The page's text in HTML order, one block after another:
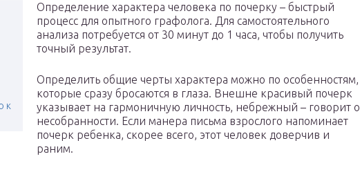
к
Определение характера человека по почерку – быстрый
процесс для опытного графолога. Для самостоятельного
анализа потребуется от 30 минут до 1 часа, чтобы получить
точный результат.
Определить общие черты характера можно по особенностям,
которые сразу бросаются в глаза. Внешне красивый почерк
указывает на гармоничную личность, небрежный – говорит о
несобранности. Если манера письма взрослого напоминает
почерк ребенка, скорее всего, этот человек доверчив и
раним.